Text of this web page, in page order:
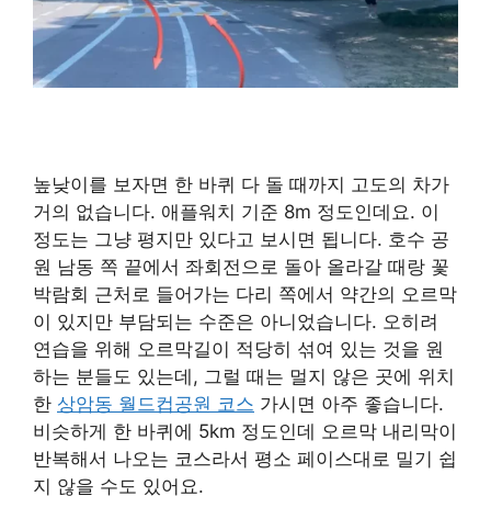
높낮이를 보자면 한 바퀴 다 돌 때까지 고도의 차가
거의 없습니다. 애플워치 기준 8m 정도인데요. 이
정도는 그냥 평지만 있다고 보시면 됩니다. 호수 공
원 남동 쪽 끝에서 좌회전으로 돌아 올라갈 때랑 꽃
박람회 근처로 들어가는 다리 쪽에서 약간의 오르막
이 있지만 부담되는 수준은 아니었습니다. 오히려
연습을 위해 오르막길이 적당히 섞여 있는 것을 원
하는 분들도 있는데, 그럴 때는 멀지 않은 곳에 위치
한 상암동 월드컵공원 코스 가시면 아주 좋습니다.
비슷하게 한 바퀴에 5km 정도인데 오르막 내리막이
반복해서 나오는 코스라서 평소 페이스대로 밀기 쉽
지 않을 수도 있어요.